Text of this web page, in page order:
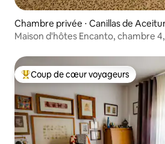
Chambre privée ⋅ Canillas de
Maison d'hôtes Encanto, chambre
Coups de cœur voyageurs les plus
Coup de cœur voyageurs